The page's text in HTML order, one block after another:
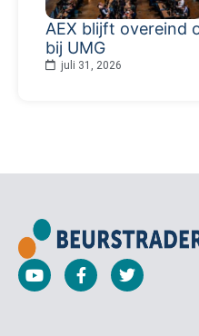
AEX blijft overeind
bij UMG
juli 31, 2026